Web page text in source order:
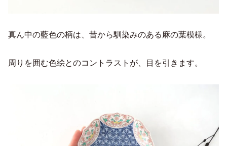
真ん中の藍色の柄は、昔から馴染みのある麻の葉模様。
周りを囲む色絵とのコントラストが、目を引きます。